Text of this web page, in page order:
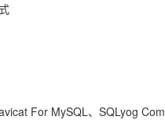
For MySQL、SQLyog